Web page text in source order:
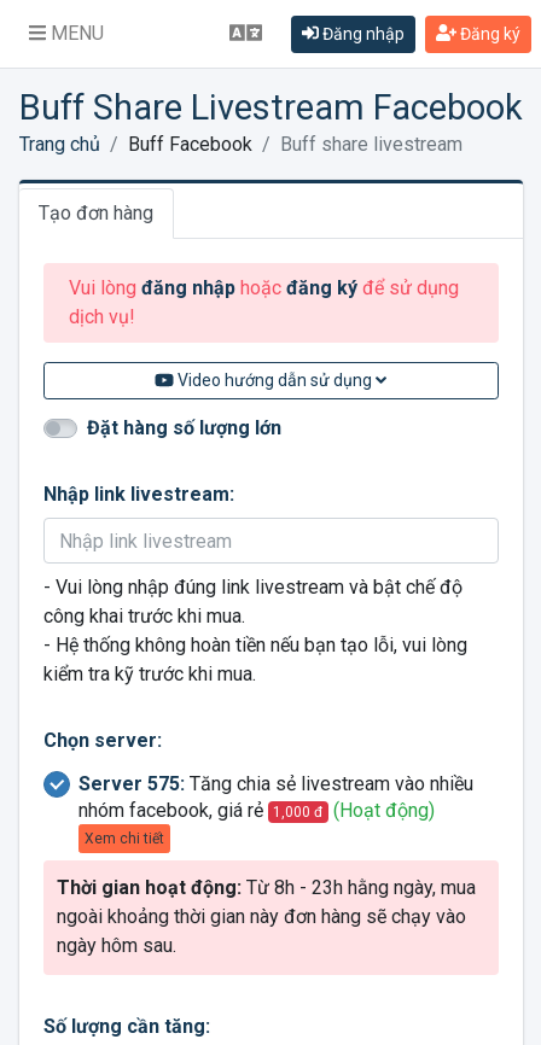
MENU Đăng nhập Đăng ký
Buff Share Livestream Facebook
Trang chủ Buff Facebook Buff share livestream
Tạo đơn hàng
Vui lòng đăng nhậphoặc đăng kýđể sử dụng
dịch vụ!
Video hướng dẫn sử dụng
Đặt hàng số lượng lớn
Nhập link livestream:
- Vui lòng nhập đúng link livestream và bật chế độ
công khai trước khi mua.
- Hệ thống không hoàn tiền nếu bạn tạo lỗi, vui lòng
kiểm tra kỹ trước khi mua.
Chọn server:
Server 575:Tăng chia sẻ livestream vào nhiều
nhóm facebook, giá rẻ
1,000 đ (Hoạt động)
Xem chi tiết
Thời gian hoạt động:Từ 8h - 23h hằng ngày, mua
ngoài khoảng thời gian này đơn hàng sẽ chạy vào
ngày hôm sau.
Số lượng cần tăng: